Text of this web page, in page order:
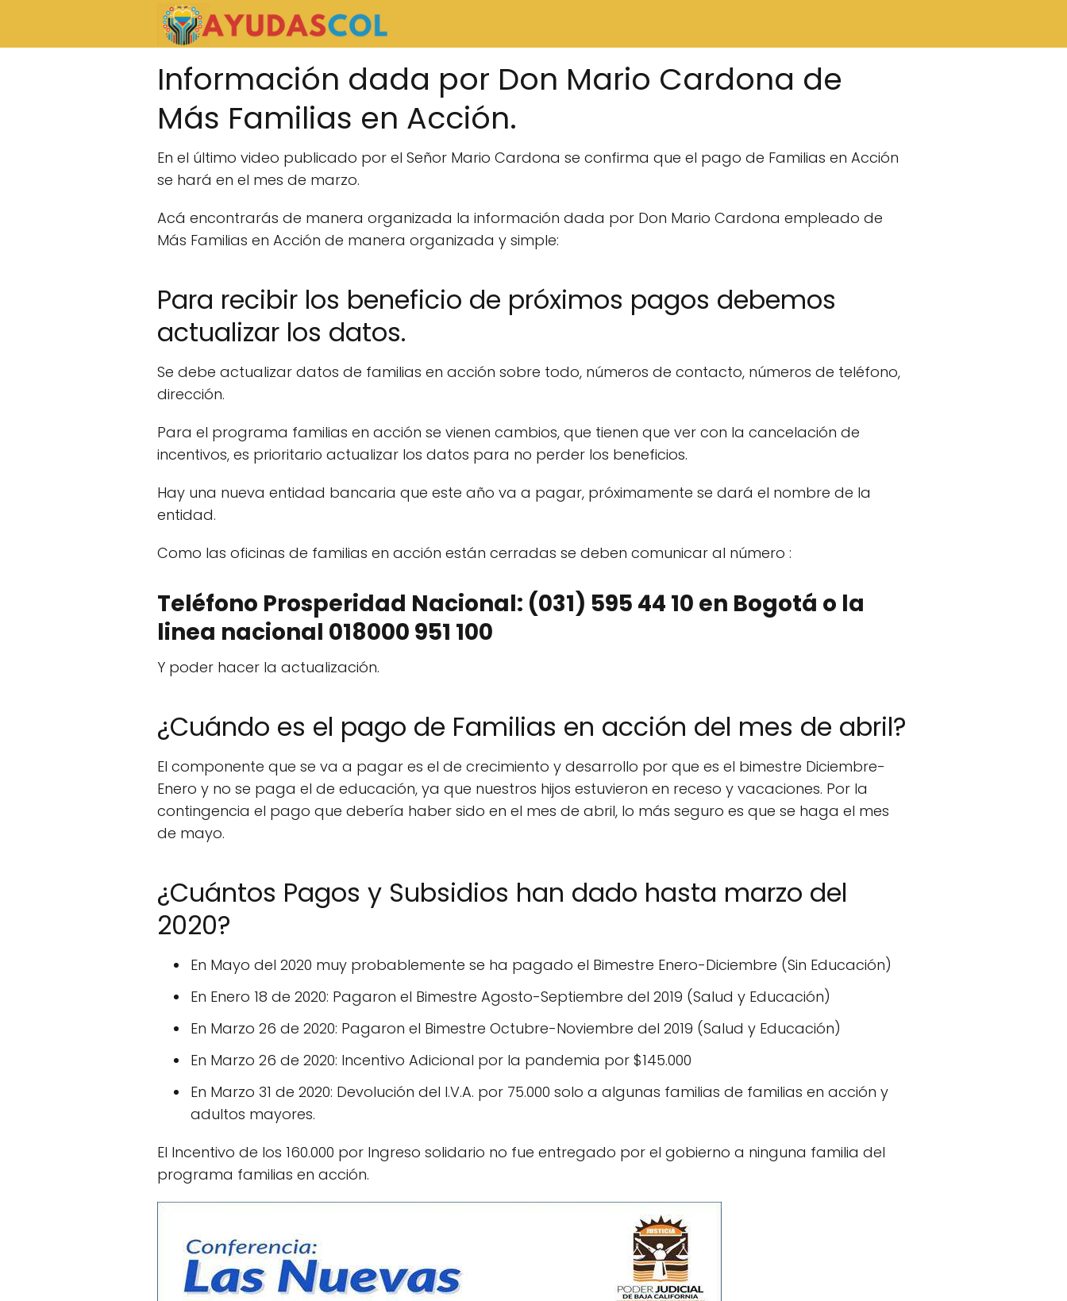
Información dada por Don Mario Cardona de
Más Familias en Acción.
En el último video publicado por el Señor Mario Cardona se confirma que el pago de Familias en Acción
se hará en el mes de marzo.
Acá encontrarás de manera organizada la información dada por Don Mario Cardona empleado de
Más Familias en Acción de manera organizada y simple:
Para recibir los beneficio de próximos pagos debemos
actualizar los datos.
Se debe actualizar datos de familias en acción sobre todo, números de contacto, números de teléfono,
dirección.
Para el programa familias en acción se vienen cambios, que tienen que ver con la cancelación de
incentivos, es prioritario actualizar los datos para no perder los beneficios.
Hay una nueva entidad bancaria que este año va a pagar, próximamente se dará el nombre de la
entidad.
Como las oficinas de familias en acción están cerradas se deben comunicar al número :
Teléfono Prosperidad Nacional: (031) 595 44 10 en Bogotá o la
linea nacional 018000 951 100
Y poder hacer la actualización.
¿Cuándo es el pago de Familias en acción del mes de abril?
El componente que se va a pagar es el de crecimiento y desarrollo por que es el bimestre Diciembre-
Enero y no se paga el de educación, ya que nuestros hijos estuvieron en receso y vacaciones. Por la
contingencia el pago que debería haber sido en el mes de abril, lo más seguro es que se haga el mes
de mayo.
¿Cuántos Pagos y Subsidios han dado hasta marzo del
2020?
En Mayo del 2020 muy probablemente se ha pagado el Bimestre Enero-Diciembre (Sin Educación)
En Enero 18 de 2020: Pagaron el Bimestre Agosto-Septiembre del 2019 (Salud y Educación)
En Marzo 26 de 2020: Pagaron el Bimestre Octubre-Noviembre del 2019 (Salud y Educación)
En Marzo 26 de 2020: Incentivo Adicional por la pandemia por $145.000
En Marzo 31 de 2020: Devolución del I.V.A. por 75.000 solo a algunas familias de familias en acción y
adultos mayores.
El Incentivo de los 160.000 por Ingreso solidario no fue entregado por el gobierno a ninguna familia del
programa familias en acción.